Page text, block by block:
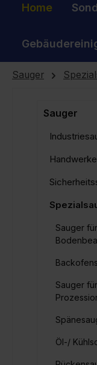
Home
Sauger
Sauger
Sauger
Sauger
Öl-/